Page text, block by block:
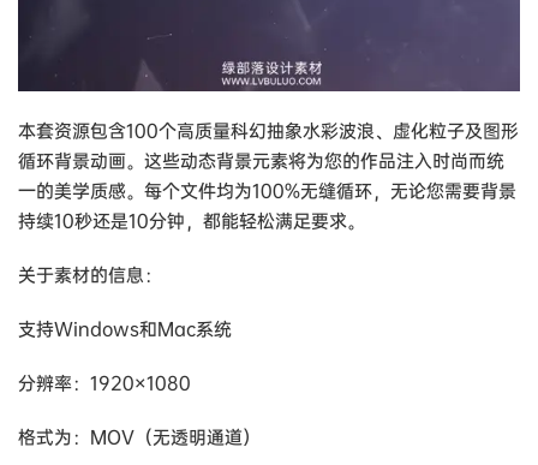
本套资源包含100个高质量科幻抽象水彩波浪、虚化粒子及图形
循环背景动画。这些动态背景元素将为您的作品注入时尚而统
一的美学质感。每个文件均为100%无缝循环，无论您需要背景
持续10秒还是10分钟，都能轻松满足要求。
关于素材的信息：
支持Windows和Mac系统
分辨率：1920×1080
格式为：MOV（无透明通道）